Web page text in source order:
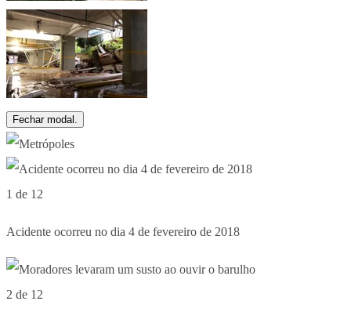
Fechar modal.
1 de 12
Acidente ocorreu no dia 4 de fevereiro de 2018
2 de 12